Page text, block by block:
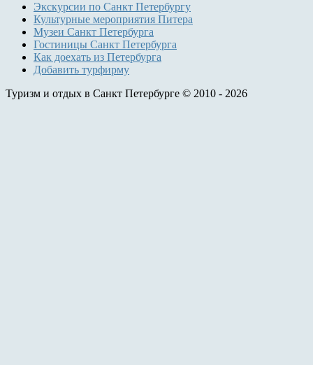
Экскурсии по Санкт Петербургу
Культурные мероприятия Питера
Музеи Санкт Петербурга
Гостиницы Санкт Петербурга
Как доехать из Петербурга
Добавить турфирму
Туризм и отдых в Санкт Петербурге © 2010 - 2026